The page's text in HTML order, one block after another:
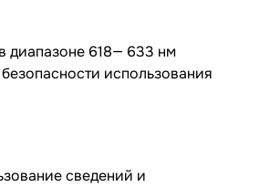
диапазоне 618— 633 нм
использования
сведений и